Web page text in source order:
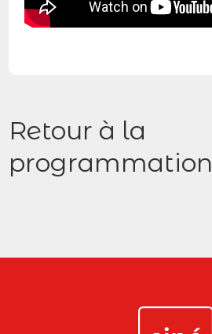
Retour à la
programmation